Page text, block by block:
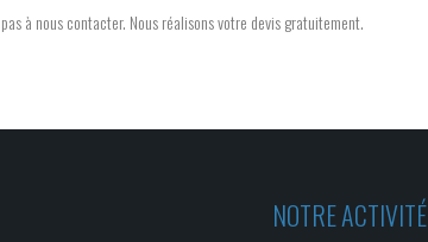
pas à nous contacter. Nous réalisons votre devis gratuitement.
NOTRE ACTIVITÉ